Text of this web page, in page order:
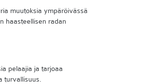
muutoksia ympäröivässä
haasteellisen radan
pelaajia ja tarjoaa
turvallisuus.